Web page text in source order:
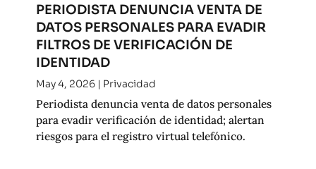
PERIODISTA DENUNCIA VENTA DE
DATOS PERSONALES PARA EVADIR
FILTROS DE VERIFICACIÓN DE
IDENTIDAD
May 4, 2026| Privacidad
Periodista denuncia venta de datos personales
para evadir verificación de identidad; alertan
riesgos para el registro virtual telefónico.